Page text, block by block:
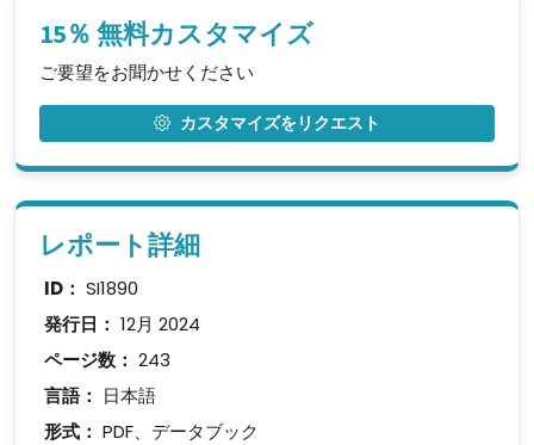
15％ 無料カスタマイズ
ご要望をお聞かせください
カスタマイズをリクエスト
レポート詳細
ID： SI1890
発行日： 12月 2024
ページ数： 243
言語： 日本語
形式： PDF、データブック